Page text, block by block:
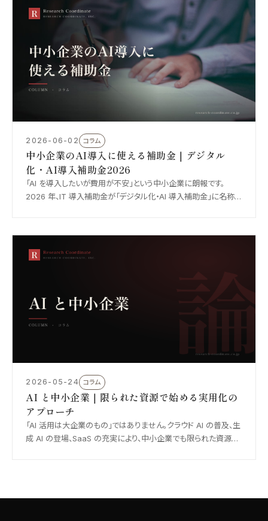
2026-06-02 コラム
中小企業のAI導入に使える補助金｜デジタル
化・AI導入補助金2026
「AI を導入したいが費用が不安」という中小企業に朗報です。
2026 年、IT 導入補助金が「デジタル化・AI 導入補助金」に名称を
2026-05-24 コラム
AI と中小企業｜限られた資源で始める実用化の
アプローチ
「AI 活用は大企業のもの」ではありません。クラウド AI の普及、生
成 AI の登場、SaaS の充実により、中小企業でも限られた資源で